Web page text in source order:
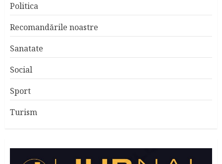
Politica
Recomandările noastre
Sanatate
Social
Sport
Turism